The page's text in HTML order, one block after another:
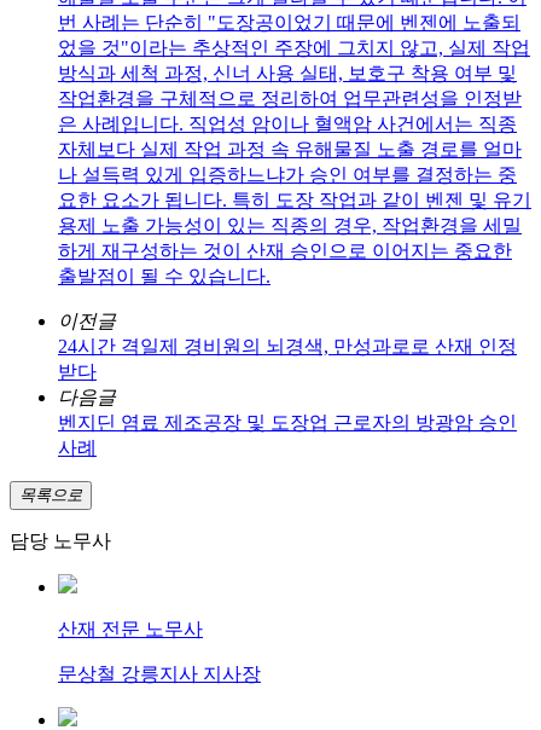
번 사례는 단순히 "도장공이었기 때문에 벤젠에 노출되
었을 것"이라는 추상적인 주장에 그치지 않고, 실제 작업
방식과 세척 과정, 신너 사용 실태, 보호구 착용 여부 및
작업환경을 구체적으로 정리하여 업무관련성을 인정받
은 사례입니다. 직업성 암이나 혈액암 사건에서는 직종
자체보다 실제 작업 과정 속 유해물질 노출 경로를 얼마
나 설득력 있게 입증하느냐가 승인 여부를 결정하는 중
요한 요소가 됩니다. 특히 도장 작업과 같이 벤젠 및 유기
용제 노출 가능성이 있는 직종의 경우, 작업환경을 세밀
하게 재구성하는 것이 산재 승인으로 이어지는 중요한
출발점이 될 수 있습니다.
이전글
24시간 격일제 경비원의 뇌경색, 만성과로로 산재 인정
받다
다음글
벤지딘 염료 제조공장 및 도장업 근로자의 방광암 승인
사례
목록으로
담당 노무사
산재 전문 노무사
문상철 강릉지사 지사장